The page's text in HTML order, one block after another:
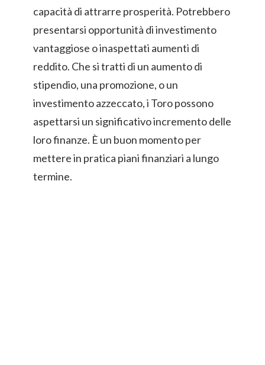
capacità di attrarre prosperità. Potrebbero
presentarsi opportunità di investimento
vantaggiose o inaspettati aumenti di
reddito. Che si tratti di un aumento di
stipendio, una promozione, o un
investimento azzeccato, i Toro possono
aspettarsi un significativo incremento delle
loro finanze. È un buon momento per
mettere in pratica piani finanziari a lungo
termine.